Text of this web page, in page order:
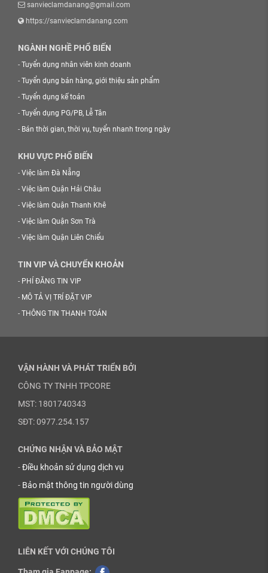
sanvieclamdanang@gmail.com
https://sanvieclamdanang.com
NGÀNH NGHỀ PHỔ BIẾN
- Tuyển dụng nhân viên kinh doanh
- Tuyển dụng bán hàng, giới thiệu sản phẩm
- Tuyển dụng kế toán
- Tuyển dụng PG/PB, Lễ Tân
- Bán thời gian, thời vụ, tuyển nhanh trong ngày
KHU VỰC PHỔ BIẾN
- Việc làm Đà Nẵng
- Việc làm Quận Hải Châu
- Việc làm Quận Thanh Khê
- Việc làm Quận Sơn Trà
- Việc làm Quận Liên Chiểu
TIN VIP VÀ CHUYỂN KHOẢN
- PHÍ ĐĂNG TIN VIP
- MÔ TẢ VỊ TRÍ ĐẶT VIP
- THÔNG TIN THANH TOÁN
VẬN HÀNH VÀ PHÁT TRIỂN BỞI
CÔNG TY TNHH TPCORE
MST: 1801740343
SĐT: 0977.254.157
CHỨNG NHẬN VÀ BẢO MẬT
-Điều khoản sử dụng dịch vụ
- Bảo mật thông tin người dùng
LIÊN KẾT VỚI CHÚNG TÔI